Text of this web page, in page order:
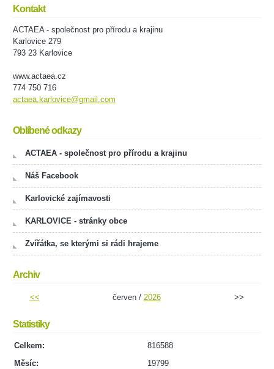
Kontakt
ACTAEA - společnost pro přírodu a krajinu
Karlovice 279
793 23 Karlovice
www.actaea.cz
774 750 716
actaea.karlovice@gmail.com
Oblíbené odkazy
ACTAEA - společnost pro přírodu a krajinu
Náš Facebook
Karlovické zajímavosti
KARLOVICE - stránky obce
Zvířátka, se kterými si rádi hrajeme
Archiv
<< červen / 2026 >>
Statistiky
Celkem:
816588
Měsíc:
19799